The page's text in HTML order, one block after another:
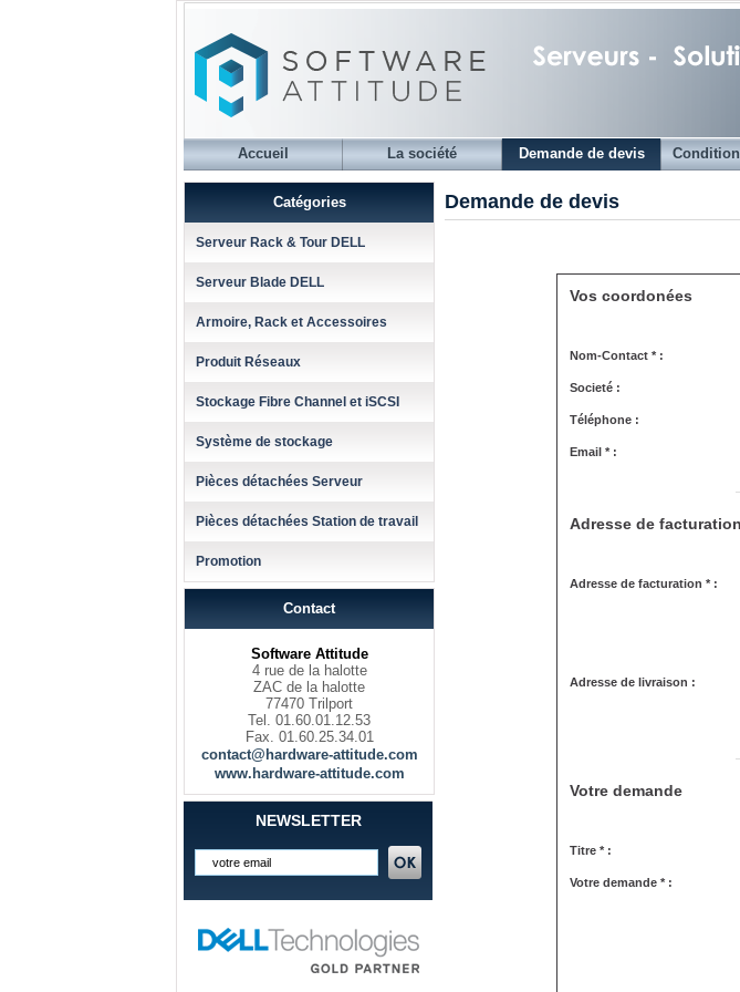
Accueil La société Demande de devis
Catégories
Serveur Rack & Tour DELL
Serveur Blade DELL
Armoire, Rack et Accessoires
Produit Réseaux
Stockage Fibre Channel et iSCSI
Système de stockage
Pièces détachées Serveur
Pièces détachées Station de travail
Promotion
Contact
Software Attitude
4 rue de la halotte
ZAC de la halotte
77470 Trilport
Tel. 01.60.01.12.53
Fax. 01.60.25.34.01
contact@hardware-attitude.com
www.hardware-attitude.com
NEWSLETTER
Demande de devis
Vos coordonées
Nom-Contact * :
Societé :
Téléphone :
Email * :
Adresse de
Adresse de facturation * :
Adresse de livraison :
Votre demande
Titre * :
Votre demande * :